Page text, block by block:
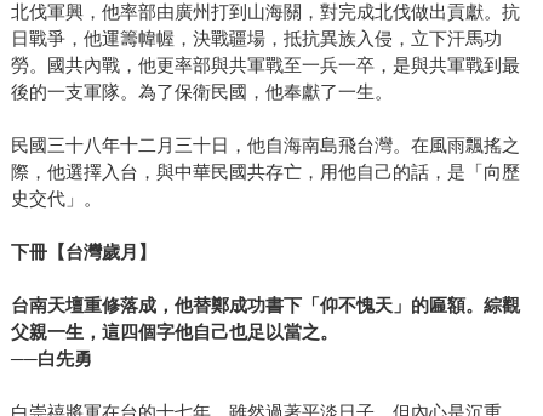
源平衡。 《生命是長期而持續的累積》 以學歷職業階級單一
價值論成敗，集體主義的時代，體制對個人非宰制即放逐。
但作者宣告，個人有力量去談判，去堅持，透過自律，去治
華》 依賴外貿，世界市場牽一髮動全身，卻資訊鎖國，盲啞
自居，台灣，永遠需要國際新聞入門課。平易親近，為菁英
與大眾間令人膽寒的鴻溝架起橋樑，激勵出版與讀者在這藍
隱於象形構造，沉埋以待千年。今日說故事人為我們開啟封
印，揭曉前世，通神，召魂，上下四方，浩蕩而來，震動覺
醒。 《父親與民國》 一個為父伸冤的兒子，一段消音的內情
真相。揭開大歷史敘事百褶底下衝突與壓抑，正義的混濁冷
北伐軍興，他率部由廣州打到山海關，對完成北伐做出貢獻。抗
日戰爭，他運籌幃幄，決戰疆場，抵抗異族入侵，立下汗馬功
勞。國共內戰，他更率部與共軍戰至一兵一卒，是與共軍戰到最
後的一支軍隊。為了保衛民國，他奉獻了一生。
民國三十八年十二月三十日，他自海南島飛台灣。在風雨飄搖之
際，他選擇入台，與中華民國共存亡，用他自己的話，是「向歷
史交代」。
下冊【台灣歲月】
台南天壇重修落成，他替鄭成功書下「仰不愧天」的匾額。綜觀
父親一生，這四個字他自己也足以當之。
──白先勇
白崇禧將軍在台的十七年，雖然過著平淡日子，但內心是沉重